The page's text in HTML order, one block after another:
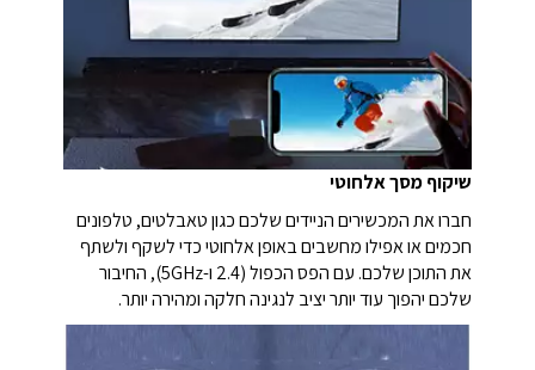
שיקוף מסך אלחוטי
חברו את המכשירים הניידים שלכם כגון טאבלטים, טלפונים
חכמים או אפילו מחשבים באופן אלחוטי כדי לשקף ולשתף
את התוכן שלכם. עם הפס הכפול (2.4 ו-5GHz), החיבור
שלכם יהפוך עוד יותר יציב לנגינה חלקה ומהירה יותר.